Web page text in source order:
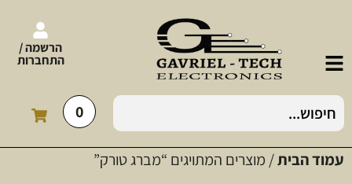
הרשמה /
התחברות
0
עמוד הבית/ מוצרים המתויגים “מברג טורק”